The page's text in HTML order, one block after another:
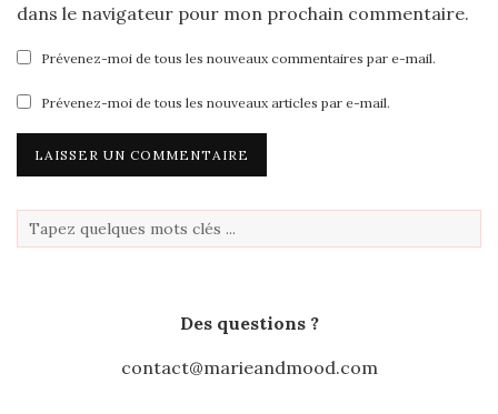
dans le navigateur pour mon prochain commentaire.
Prévenez-moi de tous les nouveaux commentaires par e-mail.
Prévenez-moi de tous les nouveaux articles par e-mail.
Des questions ?
contact@marieandmood.com